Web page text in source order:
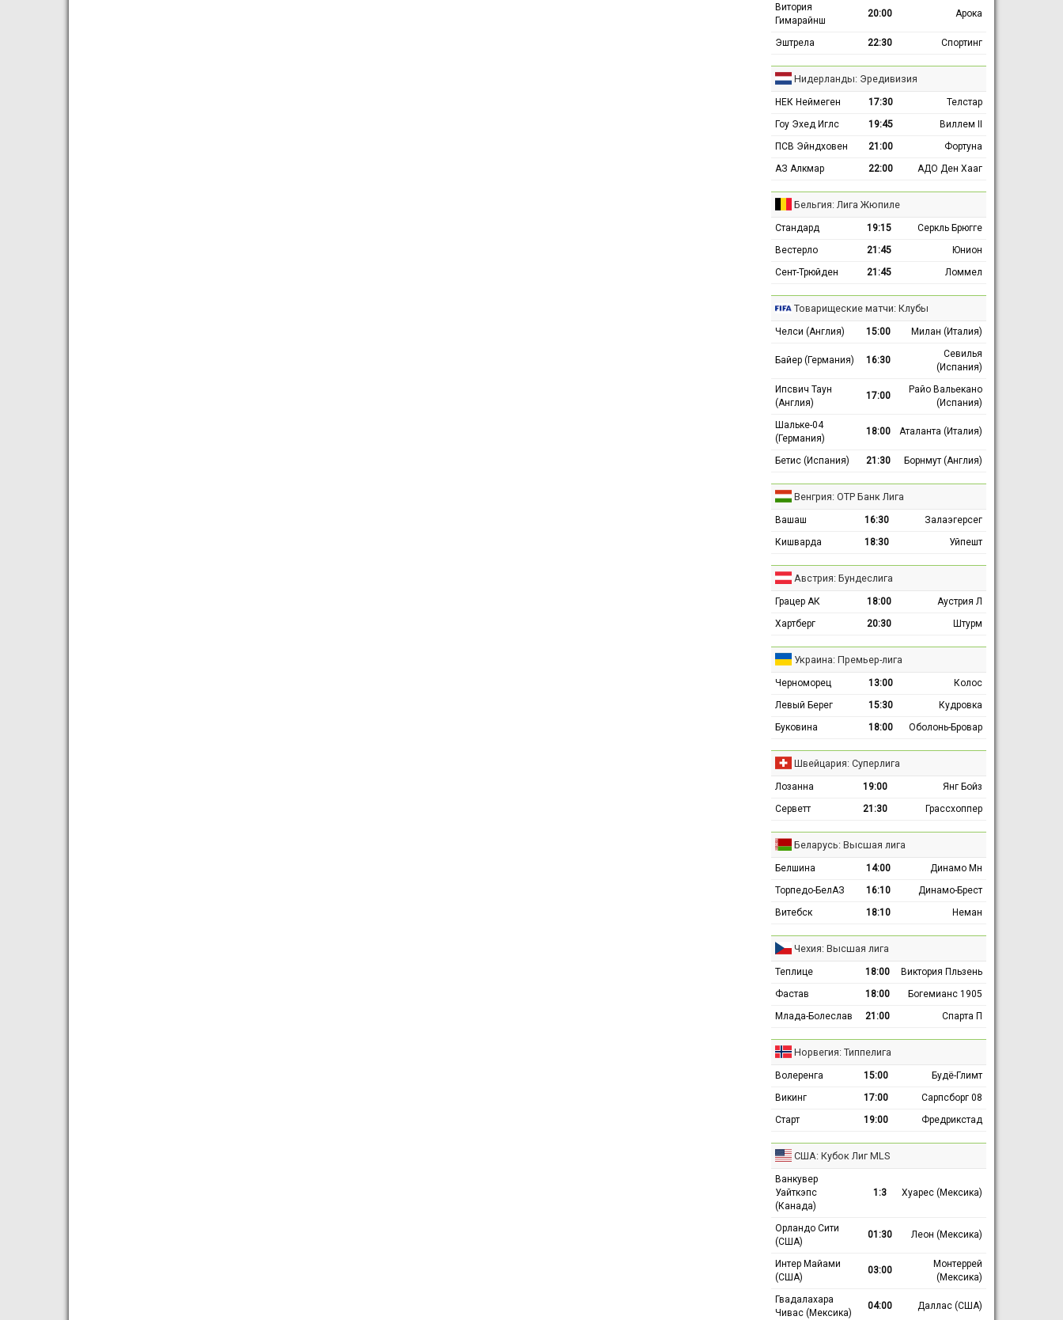
Витория
Гимарайнш
20:00 Арока
Эштрела 22:30 Спортинг
Нидерланды: Эредивизия
НЕК Неймеген 17:30
Телстар
Гоу Эхед Иглс
19:45
Виллем II
ПСВ Эйндховен
21:00
Фортуна
АЗ Алкмар
22:00 АДО Ден Хааг
Бельгия: Лига Жюпиле
Стандард 19:15
Серкль Брюгге
Вестерло
21:45
Юнион
Сент-Трюйден
21:45 Ломмел
Товарищеские матчи: Клубы
Челси (Англия) 15:00 Милан (Италия)
Байер (Германия) 16:30
Севилья
(Испания)
Ипсвич Таун
(Англия)
17:00
Райо Вальекано
(Испания)
Шальке-04
(Германия)
18:00 Аталанта (Италия)
Бетис (Испания) 21:30 Борнмут (Англия)
Венгрия: ОТР Банк Лига
Вашаш 16:30
Залаэгерсег
Кишварда
18:30 Уйпешт
Австрия: Бундеслига
Грацер АК 18:00
Аустрия Л
Хартберг
20:30 Штурм
Украина: Премьер-лига
Черноморец 13:00
Колос
Левый Берег
15:30
Кудровка
Буковина
18:00 Оболонь-Бровар
Швейцария: Суперлига
Лозанна 19:00
Янг Бойз
Серветт
21:30 Грассхоппер
Беларусь: Высшая лига
Белшина 14:00
Динамо Мн
Торпедо-БелАЗ
16:10
Динамо-Брест
Витебск
18:10 Неман
Чехия: Высшая лига
Теплице 18:00
Виктория Пльзень
Фастав
18:00
Богемианс 1905
Млада-Болеслав
21:00 Спарта П
Норвегия: Типпелига
Волеренга 15:00
Будё-Глимт
Викинг
17:00
Сарпсборг 08
Старт
19:00 Фредрикстад
США: Кубок Лиг MLS
Ванкувер
Уайткэпс
(Канада)
1:3 Хуарес (Мексика)
Орландо Сити
(США)
01:30 Леон (Мексика)
Интер Майами
(США)
03:00
Монтеррей
(Мексика)
Гвадалахара
Чивас (Мексика)
04:00 Даллас (США)